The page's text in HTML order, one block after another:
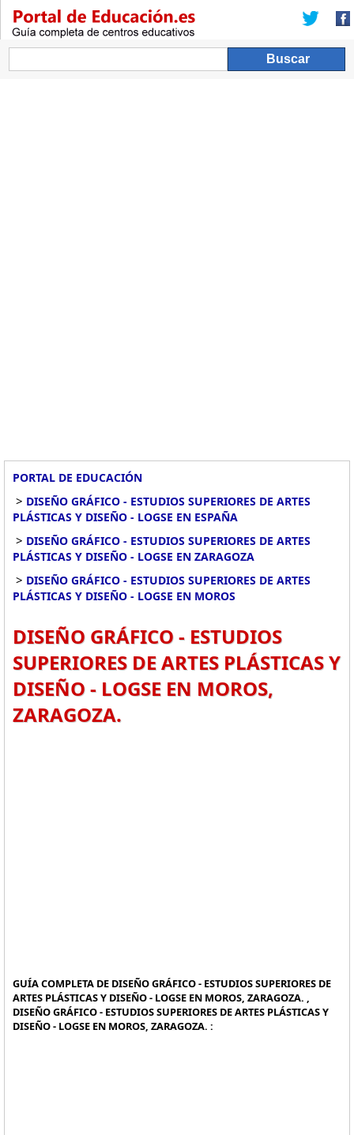
PORTAL DE EDUCACIÓN
> DISEÑO GRÁFICO - ESTUDIOS SUPERIORES DE ARTES
PLÁSTICAS Y DISEÑO - LOGSE EN ESPAÑA
> DISEÑO GRÁFICO - ESTUDIOS SUPERIORES DE ARTES
PLÁSTICAS Y DISEÑO - LOGSE EN ZARAGOZA
> DISEÑO GRÁFICO - ESTUDIOS SUPERIORES DE ARTES
PLÁSTICAS Y DISEÑO - LOGSE EN MOROS
DISEÑO GRÁFICO - ESTUDIOS
SUPERIORES DE ARTES PLÁSTICAS Y
DISEÑO - LOGSE EN MOROS,
ZARAGOZA.
GUÍA COMPLETA DE DISEÑO GRÁFICO - ESTUDIOS SUPERIORES DE
ARTES PLÁSTICAS Y DISEÑO - LOGSE EN MOROS, ZARAGOZA. ,
DISEÑO GRÁFICO - ESTUDIOS SUPERIORES DE ARTES PLÁSTICAS Y
DISEÑO - LOGSE EN MOROS, ZARAGOZA. :